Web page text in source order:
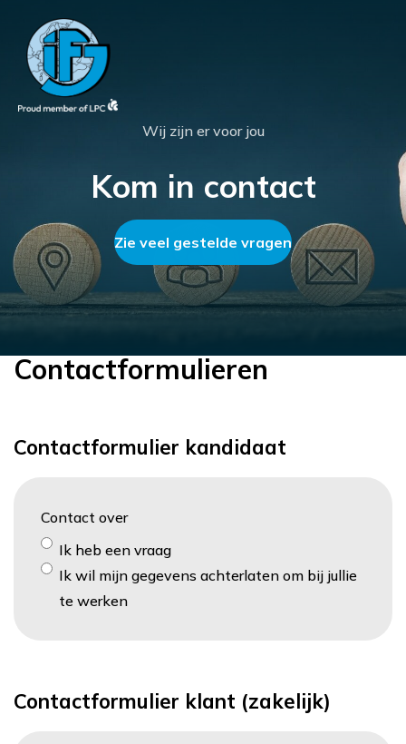
Wij zijn er voor jou
Kom in contact
Zie veel gestelde vragen
Contactformulieren
Contactformulier kandidaat
Contact over
Ik heb een vraag
Ik wil mijn gegevens achterlaten om bij jullie
te werken
Contactformulier klant (zakelijk)